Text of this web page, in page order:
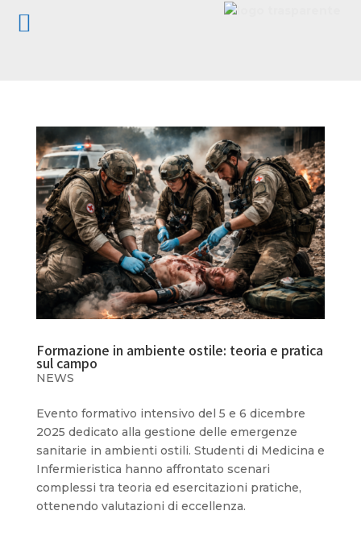
Formazione in ambiente ostile: teoria e pratica
sul campo
NEWS
Evento formativo intensivo del 5 e 6 dicembre
2025 dedicato alla gestione delle emergenze
sanitarie in ambienti ostili. Studenti di Medicina e
Infermieristica hanno affrontato scenari
complessi tra teoria ed esercitazioni pratiche,
ottenendo valutazioni di eccellenza.